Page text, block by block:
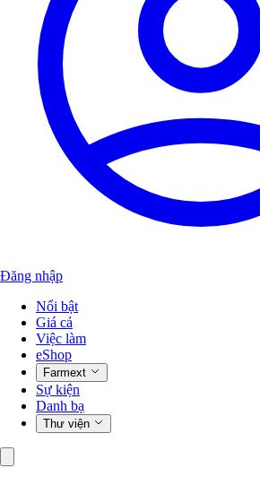
Đăng nhập
Nổi bật
Giá cả
Việc làm
eShop
Farmext
Sự kiện
Danh bạ
Thư viện